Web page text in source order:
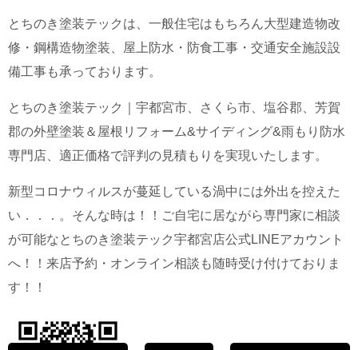
とちのき塗装テックは、一般住宅はもちろん大型建造物改
修・鋼構造物塗装、屋上防水・防食工事・交通安全施設設
備工事も承っております。
とちのき塗装テック｜宇都宮市、さくら市、塩谷郡、芳賀
郡の外壁塗装＆屋根リフォーム&サイディング&雨もり防水
専門店、適正価格で評判の見積もりを実現いたします。
新型コロナウィルスが蔓延している渦中には外出を控えた
い．．．。そんな時は！！ご自宅に居ながら専門家に相談
が可能なとちのき塗装テック宇都宮店公式LINEアカウント
へ！！来店予約・オンライン相談も随時受け付けておりま
す！！